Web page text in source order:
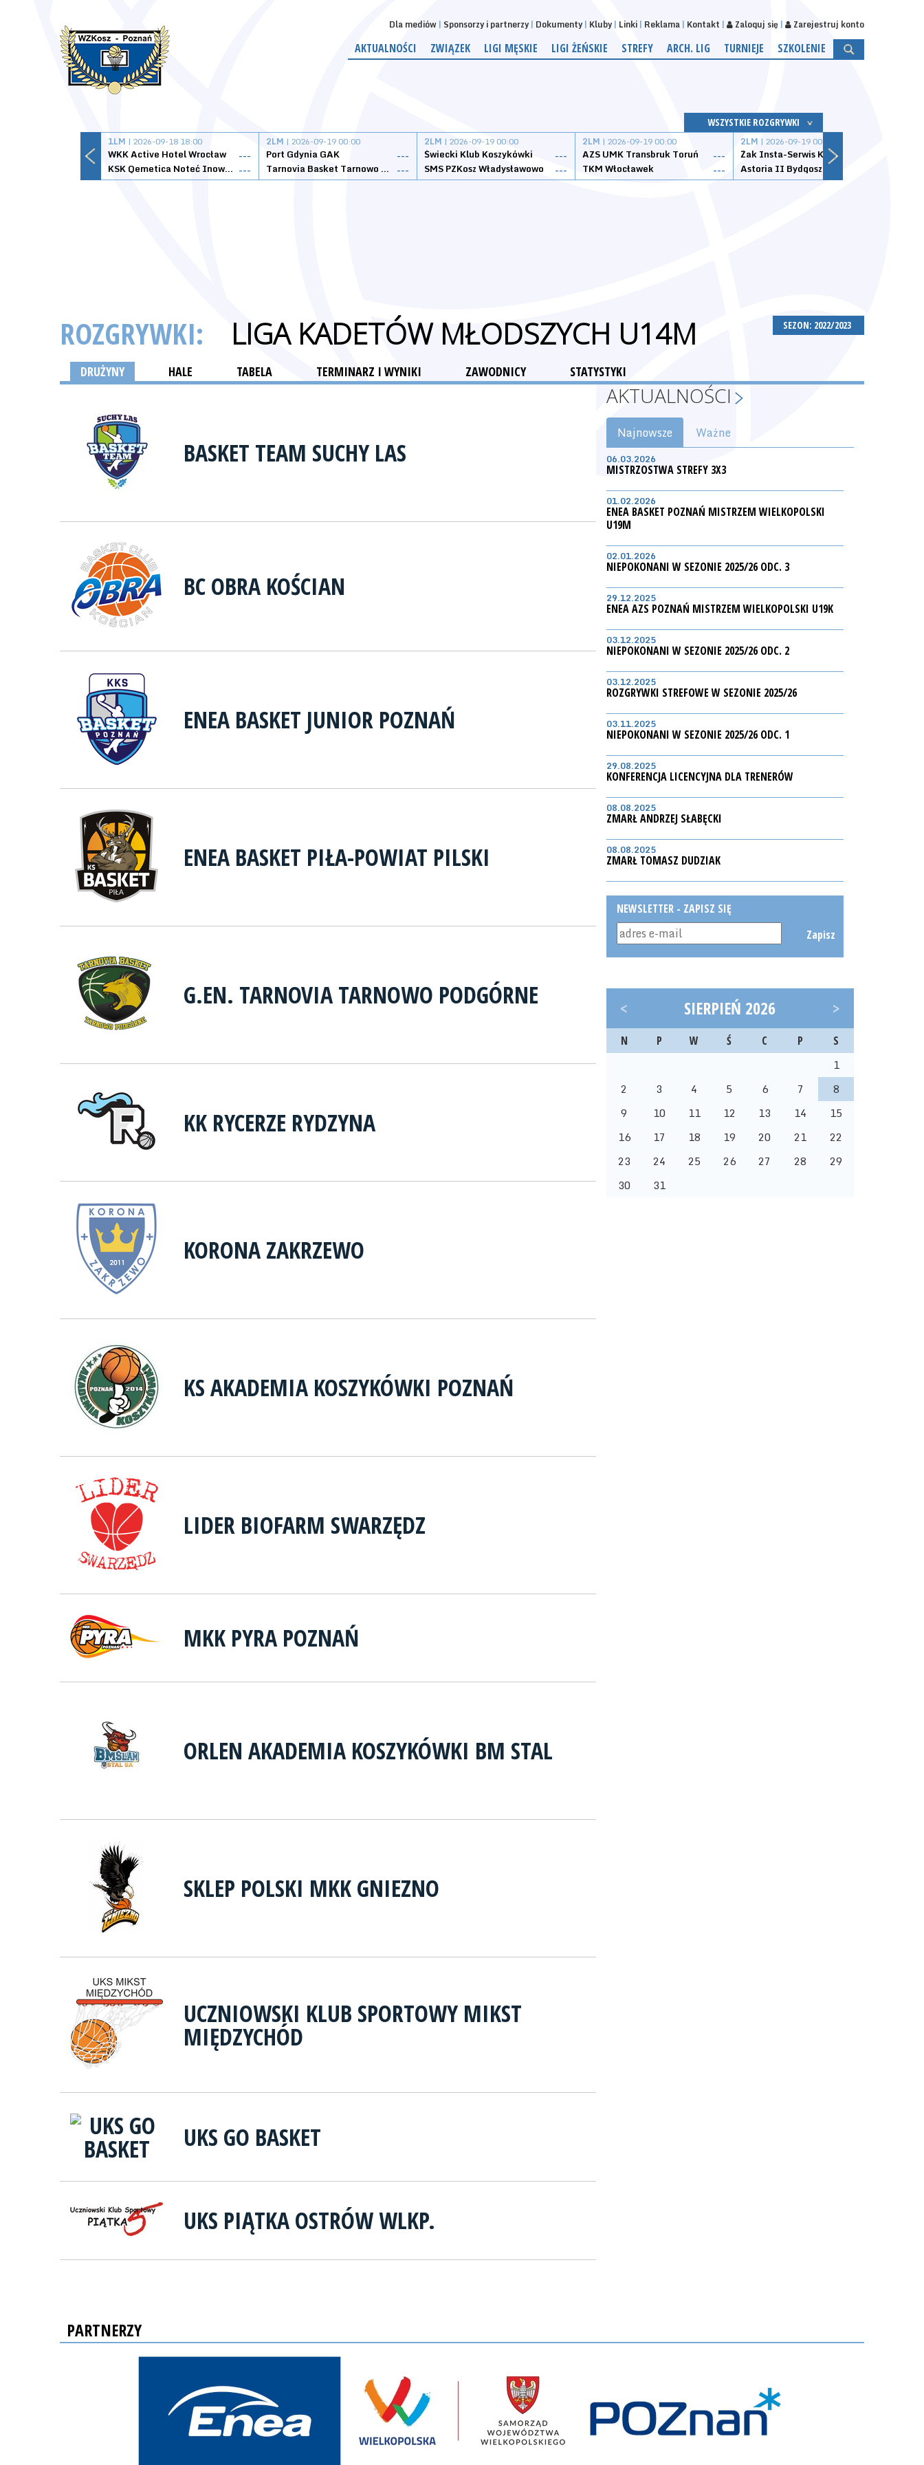
Dla mediów Sponsorzy i partnerzy Dokumenty Kluby Linki Reklama Kontakt Zaloguj się Zarejestruj konto
AKTUALNOŚCI ZWIĄZEK LIGI MĘSKIE LIGI ŻEŃSKIE STREFY ARCH. LIG TURNIEJE SZKOLENIE
WSZYSTKIE ROZGRYWKI
1LM | 2026-09-18 18:00
WKK Active Hotel Wrocław
---
KSK Qemetica Noteć Inowrocław ---
2LM | 2026-09-19 00:00
Port Gdynia GAK
---
Tarnovia Basket Tarnowo Podgórne ---
2LM | 2026-09-19 00:00
Świecki Klub Koszykówki
---
SMS PZKosz Władysławowo
---
2LM | 2026-09-19 00:00
AZS UMK Transbruk Toruń
---
TKM Włocławek
---
2LM | 2026-09-19 00:00
Żak Insta-Serwis Koszalin
Astoria II Bydgoszcz
SEZON: 2022/2023
ROZGRYWKI: LIGA KADETÓW MŁODSZYCH U14M
DRUŻYNY HALE TABELA TERMINARZ I WYNIKI ZAWODNICY STATYSTYKI
BASKET TEAM SUCHY LAS
BC OBRA KOŚCIAN
ENEA BASKET JUNIOR POZNAŃ
ENEA BASKET PIŁA-POWIAT PILSKI
G.EN. TARNOVIA TARNOWO PODGÓRNE
KK RYCERZE RYDZYNA
KORONA ZAKRZEWO
KS AKADEMIA KOSZYKÓWKI POZNAŃ
LIDER BIOFARM SWARZĘDZ
MKK PYRA POZNAŃ
ORLEN AKADEMIA KOSZYKÓWKI BM STAL
SKLEP POLSKI MKK GNIEZNO
UCZNIOWSKI KLUB SPORTOWY MIKST
MIĘDZYCHÓD
UKS GO BASKET
UKS PIĄTKA OSTRÓW WLKP.
AKTUALNOŚCI
Najnowsze Ważne
06.03.2026
MISTRZOSTWA STREFY 3X3
01.02.2026
ENEA BASKET POZNAŃ MISTRZEM WIELKOPOLSKI
U19M
02.01.2026
NIEPOKONANI W SEZONIE 2025/26 ODC. 3
29.12.2025
ENEA AZS POZNAŃ MISTRZEM WIELKOPOLSKI U19K
03.12.2025
NIEPOKONANI W SEZONIE 2025/26 ODC. 2
03.12.2025
ROZGRYWKI STREFOWE W SEZONIE 2025/26
03.11.2025
NIEPOKONANI W SEZONIE 2025/26 ODC. 1
29.08.2025
KONFERENCJA LICENCYJNA DLA TRENERÓW
08.08.2025
ZMARŁ ANDRZEJ SŁABĘCKI
08.08.2025
ZMARŁ TOMASZ DUDZIAK
NEWSLETTER - ZAPISZ SIĘ
Zapisz
< SIERPIEŃ 2026 >
N P W Ś C P S
1
2
3 4 5 6 7
8
9
10 11 12 13 14
15
16
17 18 19 20 21
22
23
24 25 26 27 28
29
30
31
PARTNERZY